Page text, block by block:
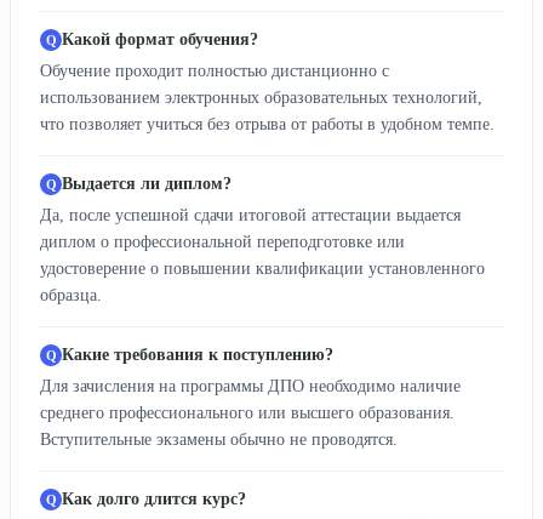
Какой формат обучения?
Обучение проходит полностью дистанционно с
использованием электронных образовательных технологий,
что позволяет учиться без отрыва от работы в удобном темпе.
Выдается ли диплом?
Да, после успешной сдачи итоговой аттестации выдается
диплом о профессиональной переподготовке или
удостоверение о повышении квалификации установленного
образца.
Какие требования к поступлению?
Для зачисления на программы ДПО необходимо наличие
среднего профессионального или высшего образования.
Вступительные экзамены обычно не проводятся.
Как долго длится курс?